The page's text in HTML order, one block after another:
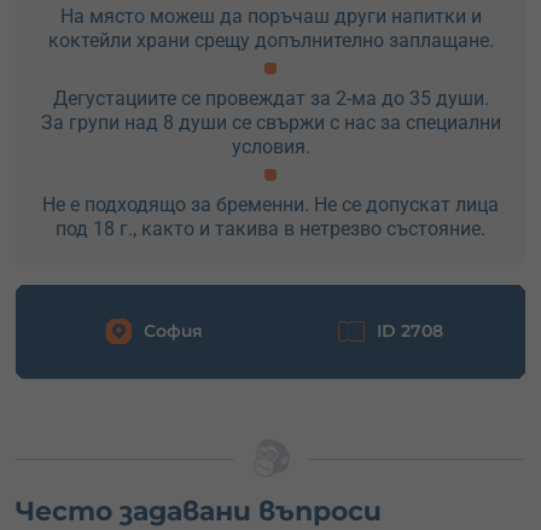
На място можеш да поръчаш други напитки и
коктейли храни срещу допълнително заплащане.
Дегустациите се провеждат за 2-ма до 35 души.
За групи над 8 души се свържи с нас за специални
условия.
Не е подходящо за бременни. Не се допускат лица
под 18 г., както и такива в нетрезво състояние.
София ID 2708
Често задавани въпроси